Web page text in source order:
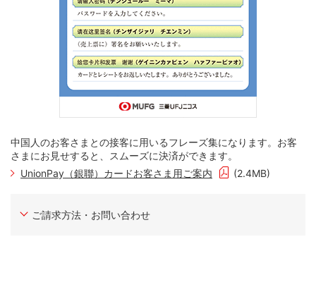
中国人のお客さまとの接客に用いるフレーズ集になります。お客
さまにお見せすると、スムーズに決済ができます。
UnionPay（銀聯）カードお客さま用ご案内
(2.4MB)
ご請求方法・お問い合わせ